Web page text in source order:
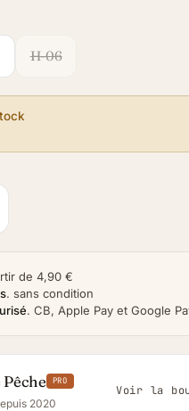
H-06
de 4,90 €
. sans condition
. CB, Apple Pay et Google
PRO
2020
Voir la